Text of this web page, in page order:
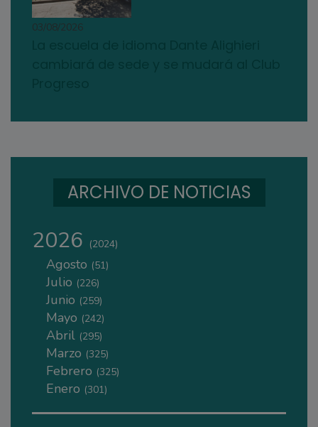
03/08/2026
ARCHIVO DE NOTICIAS
2026 (2024)
Agosto (51)
Julio (226)
Junio (259)
Mayo (242)
Abril (295)
Marzo (325)
Febrero (325)
Enero (301)